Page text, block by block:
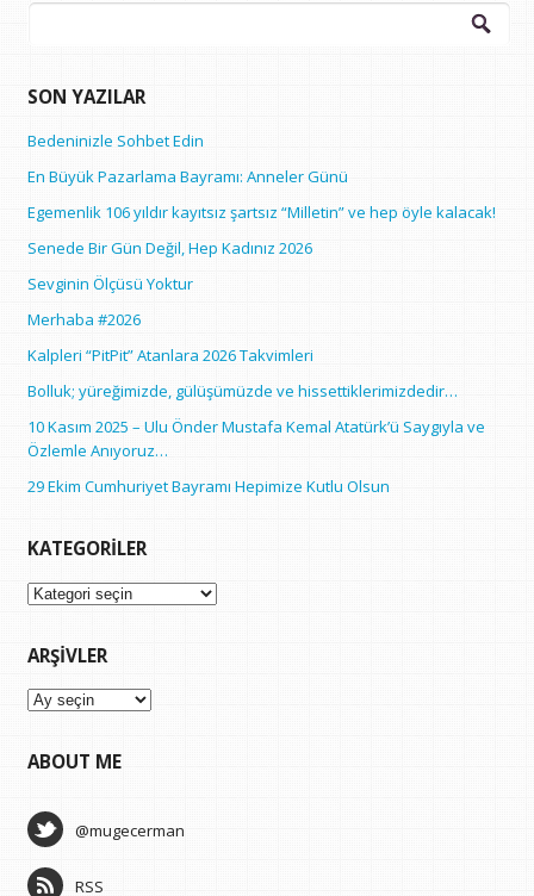
Arama:
SON YAZILAR
Bedeninizle Sohbet Edin
En Büyük Pazarlama Bayramı: Anneler Günü
Egemenlik 106 yıldır kayıtsız şartsız “Milletin” ve hep öyle kalacak!
Senede Bir Gün Değil, Hep Kadınız 2026
Sevginin Ölçüsü Yoktur
Merhaba #2026
Kalpleri “PitPit” Atanlara 2026 Takvimleri
Bolluk; yüreğimizde, gülüşümüzde ve hissettiklerimizdedir…
10 Kasım 2025 – Ulu Önder Mustafa Kemal Atatürk’ü Saygıyla ve
Özlemle Anıyoruz…
29 Ekim Cumhuriyet Bayramı Hepimize Kutlu Olsun
KATEGORILER
Kategoriler
ARŞIVLER
Arşivler
ABOUT ME
@mugecerman
RSS